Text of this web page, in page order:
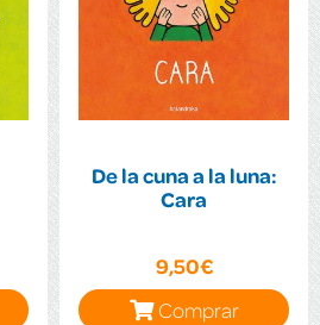
De la cuna a la luna:
Cara
9,50€
Comprar